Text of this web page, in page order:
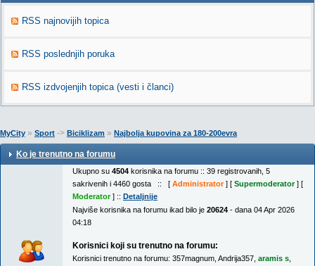
RSS najnovijih topica
RSS poslednjih poruka
RSS izdvojenjih topica (vesti i članci)
MyCity » Sport -> Biciklizam » Najbolja kupovina za 180-200evra
Ko je trenutno na forumu
Ukupno su 4504 korisnika na forumu :: 39 registrovanih, 5
sakrivenih i 4460 gosta :: [ Administrator] [ Supermoderator] [
Moderator] :: Detaljnije
Najviše korisnika na forumu ikad bilo je 20624 - dana 04 Apr 2026
04:18
Korisnici koji su trenutno na forumu:
Korisnici trenutno na forumu: 357magnum Andrija357 aramis s